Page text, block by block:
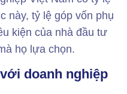
này, tỷ lệ góp vốn phụ
kiện của nhà đầu tư
họ lựa chọn.
doanh nghiệp